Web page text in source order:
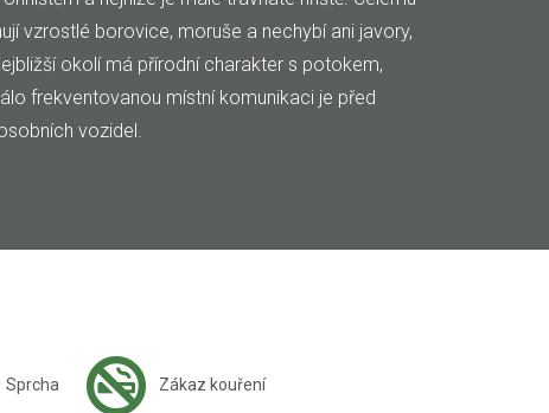
vzrostlé borovice, moruše a nechybí ani javory,
okolí má přírodní charakter s potokem,
frekventovanou místní komunikaci je před
vozidel.
Sprcha Zákaz kouření